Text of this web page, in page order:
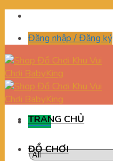
Skip
contentĐăng nhập / Đăng ký
Menu
TRANG CHỦ
ĐỒ CHƠI